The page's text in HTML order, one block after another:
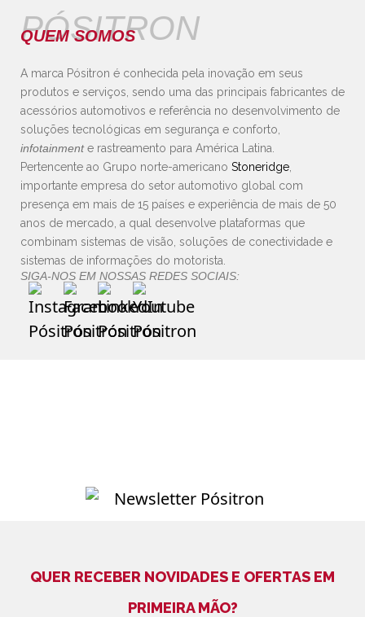
PÓSITRON
QUEM SOMOS
A marca Pósitron é conhecida pela inovação em seus
produtos e serviços, sendo uma das principais fabricantes de
acessórios automotivos e referência no desenvolvimento de
soluções tecnológicas em segurança e conforto,
infotainmente rastreamento para América Latina.
Pertencente ao Grupo norte-americano Stoneridge
importante empresa do setor automotivo global com
presença em mais de 15 países e experiência de mais de 50
anos de mercado, a qual desenvolve plataformas que
combinam sistemas de visão, soluções de conectividade e
sistemas de informações do motorista.
SIGA-NOS EM NOSSAS REDES SOCIAIS:
QUER RECEBER NOVIDADES E OFERTAS EM
PRIMEIRA MÃO?